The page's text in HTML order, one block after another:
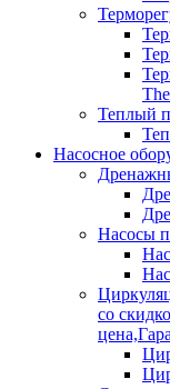
Теплый
Насосное
Насосы
со